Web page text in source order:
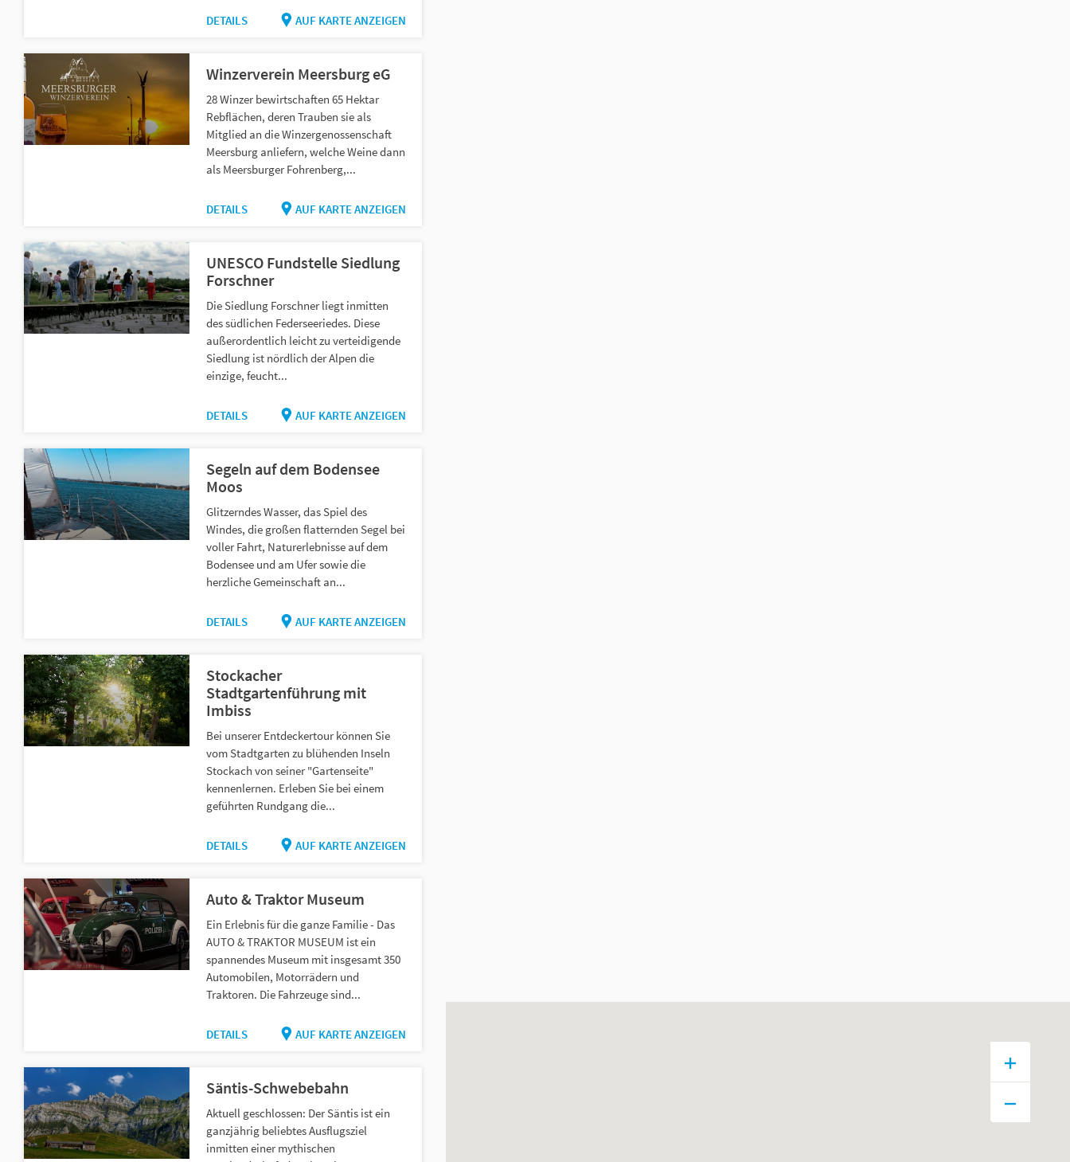
DETAILS AUF KARTE ANZEIGEN
Winzerverein Meersburg eG
28 Winzer bewirtschaften 65 Hektar
Rebflächen, deren Trauben sie als
Mitglied an die Winzergenossenschaft
Meersburg anliefern, welche Weine dann
als Meersburger Fohrenberg,...
DETAILS AUF KARTE ANZEIGEN
UNESCO Fundstelle Siedlung
Forschner
Die Siedlung Forschner liegt inmitten
des südlichen Federseeriedes. Diese
außerordentlich leicht zu verteidigende
Siedlung ist nördlich der Alpen die
einzige, feucht...
DETAILS AUF KARTE ANZEIGEN
Segeln auf dem Bodensee
Moos
Glitzerndes Wasser, das Spiel des
Windes, die großen flatternden Segel bei
voller Fahrt, Naturerlebnisse auf dem
Bodensee und am Ufer sowie die
herzliche Gemeinschaft an...
DETAILS AUF KARTE ANZEIGEN
Stockacher
Stadtgartenführung mit
Imbiss
Bei unserer Entdeckertour können Sie
vom Stadtgarten zu blühenden Inseln
Stockach von seiner "Gartenseite"
kennenlernen. Erleben Sie bei einem
geführten Rundgang die...
DETAILS AUF KARTE ANZEIGEN
Auto & Traktor Museum
Ein Erlebnis für die ganze Familie - Das
AUTO & TRAKTOR MUSEUM ist ein
spannendes Museum mit insgesamt 350
Automobilen, Motorrädern und
Traktoren. Die Fahrzeuge sind...
DETAILS AUF KARTE ANZEIGEN
Säntis-Schwebebahn
Aktuell geschlossen: Der Säntis ist ein
ganzjährig beliebtes Ausflugsziel
inmitten einer mythischen